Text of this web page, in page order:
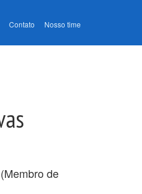
Contato Nosso time
(Membro de